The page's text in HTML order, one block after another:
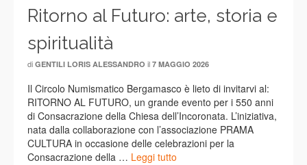
Ritorno al Futuro: arte, storia e
spiritualità
di GENTILI LORIS ALESSANDRO il 7 MAGGIO 2026
Il Circolo Numismatico Bergamasco è lieto di invitarvi al:
RITORNO AL FUTURO, un grande evento per i 550 anni
di Consacrazione della Chiesa dell’Incoronata. L’iniziativa,
nata dalla collaborazione con l’associazione PRAMA
CULTURA in occasione delle celebrazioni per la
Consacrazione della … Leggi tutto